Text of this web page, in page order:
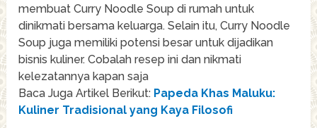
membuat Curry Noodle Soup di rumah untuk
dinikmati bersama keluarga. Selain itu, Curry Noodle
Soup juga memiliki potensi besar untuk dijadikan
bisnis kuliner. Cobalah resep ini dan nikmati
kelezatannya kapan saja
Baca Juga Artikel Berikut: Papeda Khas Maluku:
Kuliner Tradisional yang Kaya Filosofi